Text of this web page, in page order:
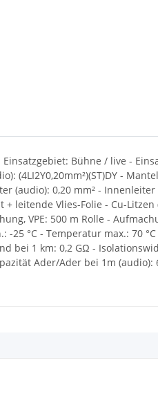
Bühne / live -
(4LI2Y0,20mm²)(ST)DY -
(audio): 0,20 mm² -
leitende Vlies-Folie - Cu-Litzen
VPE: 500 m Rolle -
25 °C - Temperatur max.: 70
bei 1 km: 0,2 GΩ -
Ader/Ader bei 1m (audio):